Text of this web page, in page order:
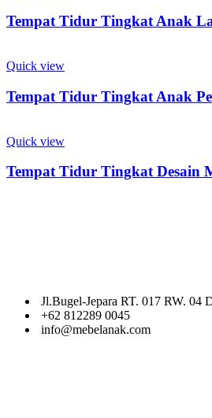
Tempat Tidur Tingkat Anak
Quick view
Tempat Tidur Tingkat Anak
Quick view
Tempat Tidur Tingkat
Jl.Bugel-Jepara RT. 017 RW. 04
+62 812289 0045
info@mebelanak.com